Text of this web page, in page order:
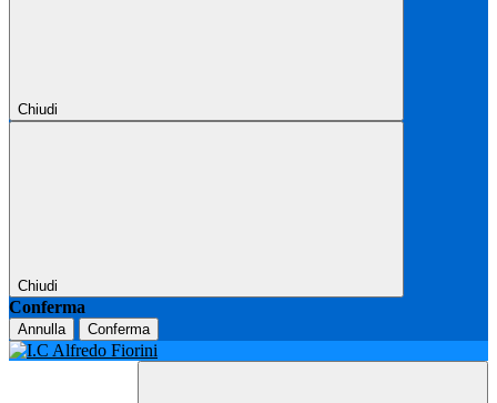
Chiudi
Chiudi
Conferma
Annulla Conferma